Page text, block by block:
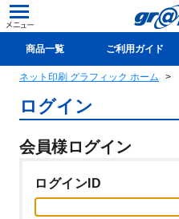
商品一覧 ご利用ガイド
新規会員登録(無料)
ネット印刷 グラフィック ホーム
ログイン
会員様ログイン
ログインID